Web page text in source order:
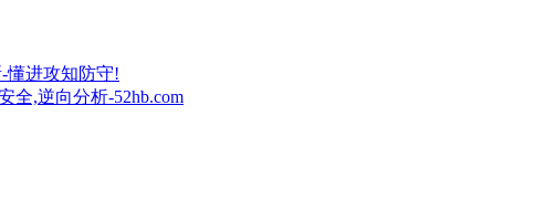
懂进攻知防守!
全,逆向分析-52hb.com